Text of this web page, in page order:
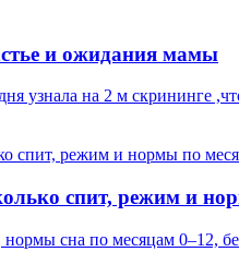
и ожидания мамы
узнала на 2 м скрининге
спит, режим и
сна по месяцам 0–12,